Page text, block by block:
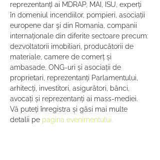
reprezentanțI ai MDRAP, MAI, ISU, experți
în domeniul incendiilor, pompieri, asociații
europene dar şi din Romania, companii
internaționale din diferite sectoare precum:
dezvoltatorii imobiliari, producătorii de
materiale, camere de comerț și
ambasade, ONG-uri și asociații de
proprietari, reprezentanți Parlamentului,
arhitecți, investitori, asigurători, bănci,
avocați și reprezentanți ai mass-mediei.
Vă puteți înregistra și găsi mai multe
detalii pe pagina evenimentului.